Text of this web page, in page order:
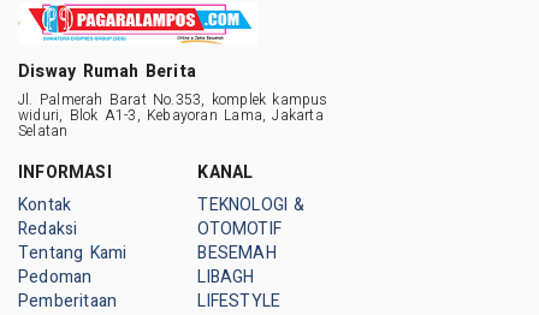
Disway Rumah Berita
Jl. Palmerah Barat No.353, komplek kampus
widuri, Blok A1-3, Kebayoran Lama, Jakarta
Selatan
INFORMASI
Kontak
Redaksi
Tentang Kami
Pedoman
Pemberitaan
KANAL
TEKNOLOGI &
OTOMOTIF
BESEMAH
LIBAGH
LIFESTYLE